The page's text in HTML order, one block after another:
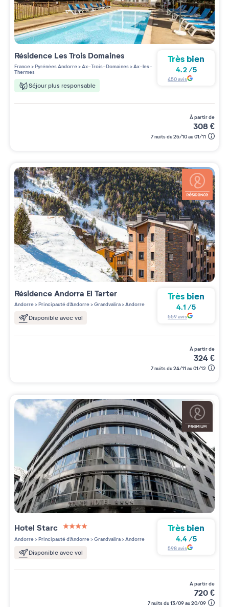
Résidence Les Trois Domaines
France>Pyrénées Andorre>Ax-Trois-Domaines>Ax-les-
Thermes
Séjour plus responsable
Très bien
4.2/5
450avis
à partir de
308€
7 nuits du 25/10 au 01/11
RésidenceAndorra El Tarter
Andorre>Principauté d'Andorre>Grandvalira>Andorre
Disponible avec vol
Très bien
4.1 /5
559avis
à partir de
324€
7 nuits du 24/11 au 01/12
Hotel Starc
4 étoiles sur 5
Andorre>Principauté d'Andorre>Grandvalira>Andorre
Disponible avec vol
Très bien
4.4/5
598avis
à partir de
720€
7 nuits du 13/09 au 20/09